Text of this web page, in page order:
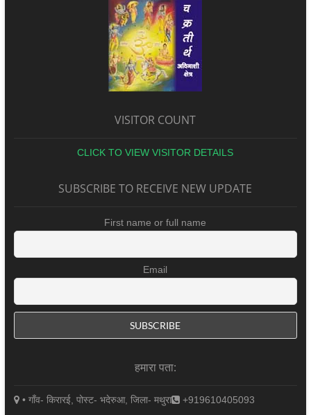
VISITOR COUNT
CLICK TO VIEW VISITOR DETAILS
SUBSCRIBE TO RECEIVE NEW UPDATE
First name or full name
Email
हमारा पता:
• गाँव- किरारई, पोस्ट- भदेरुआ, जिला- मथुरा
+919610405093